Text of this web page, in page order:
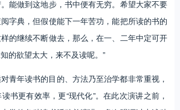
能做到这地步，书中便有无穷。希望大家不要
字典，但假使能下一年苦功，能把所读的书的
的继续不断做去，那么，在一、二年中定可开
的欲望太大，来不及读呢。”
年读书的目的、方法乃至治学都非常重视，
书更有效率，更“现代化”。在此次演讲之前，